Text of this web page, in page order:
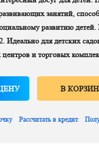
занятий,
развитию
Идеально для детских
центров и торговых
В
Рассчитать в кредит